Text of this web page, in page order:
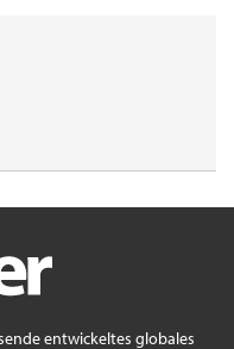
entwickeltes globales